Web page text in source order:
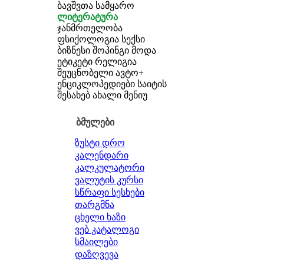
ბავშვთა სამყარო
ლიტერატურა
ჯანმრთელობა
ფსიქოლოგია სექსი
ბიზნესი შოპინგი მოდა
ეტიკეტი რელიგია
შეუცნობელი ავტო+
ენციკლოპედიები საიტის
შესახებ ახალი მენიუ
ბმულები
ზუსტი დრო
კალენდარი
კალკულატორი
ვალუტის კურსი
სწრაფი სესხები
თარგმნა
ცხელი ხაზი
ვებ კატალოგი
სმაილები
დაზღვევა